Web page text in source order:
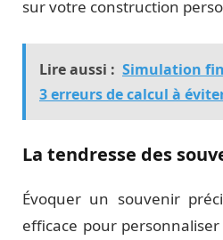
sur votre construction
Lire aussi : Simulation
3 erreurs de calcul à
La tendresse des
Évoquer un souvenir
efficace pour